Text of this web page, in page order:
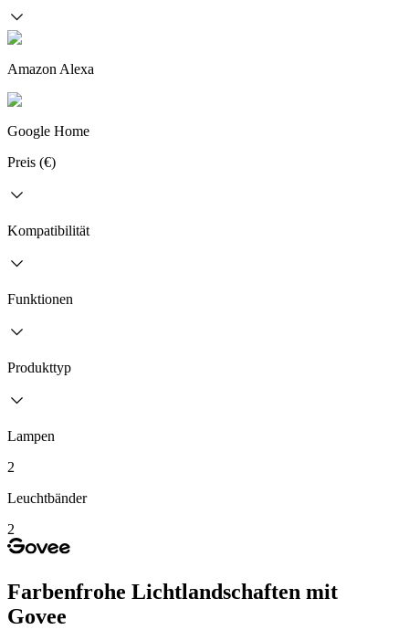
Amazon Alexa
Google Home
Preis (€)
Kompatibilität
Funktionen
Produkttyp
Lampen
2
Leuchtbänder
2
Farbenfrohe Lichtlandschaften mit
Govee